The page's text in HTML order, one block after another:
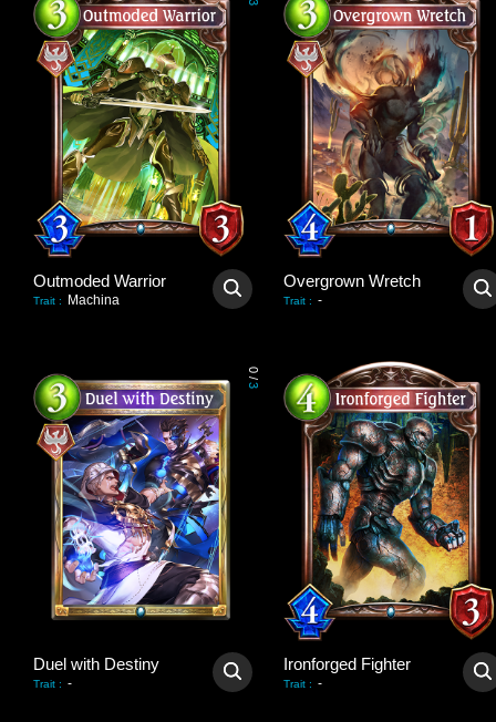
3
Outmoded Warrior
Trait : Machina
Overgrown Wretch
Trait : -
0
/
3
Duel with Destiny
Trait : -
Ironforged Fighter
Trait : -